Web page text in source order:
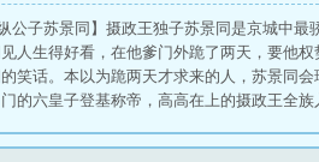
公子苏景同】摄政王独子苏景同是京城中
人生得好看，在他爹门外跪了两天，要他
笑话。本以为跪两天才求来的人，苏景同
的六皇子登基称帝，高高在上的摄政王全
真心，和荒诞纨绔的苏景同完全不一样，